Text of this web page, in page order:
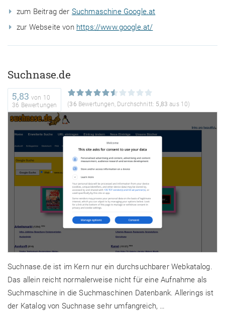
zum Beitrag der Suchmaschine Google.at
zur Webseite von https://www.google.at/
Suchnase.de
5,83 von 10
36 Bewertungen
(36 Bewertungen, Durchschnitt: 5,83 aus 10)
Suchnase.de ist im Kern nur ein durchsuchbarer Webkatalog.
Das allein reicht normalerweise nicht für eine Aufnahme als
Suchmaschine in die Suchmaschinen Datenbank. Allerings ist
der Katalog von Suchnase sehr umfangreich, …